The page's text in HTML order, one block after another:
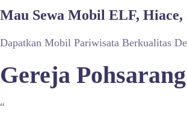
Mau Sewa Mobil ELF, Hiace,
Dapatkan Mobil Pariwisata Berkualitas
Gereja
“